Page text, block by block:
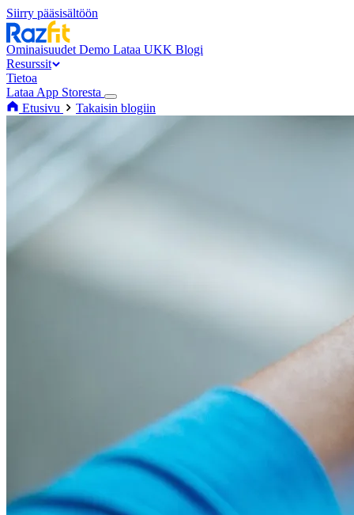
Siirry pääsisältöön
Ominaisuudet Demo Lataa UKK Blogi
Resurssit
Tietoa
Lataa App Storesta
Etusivu
Takaisin blogiin